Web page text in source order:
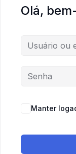
Olá,
Manter